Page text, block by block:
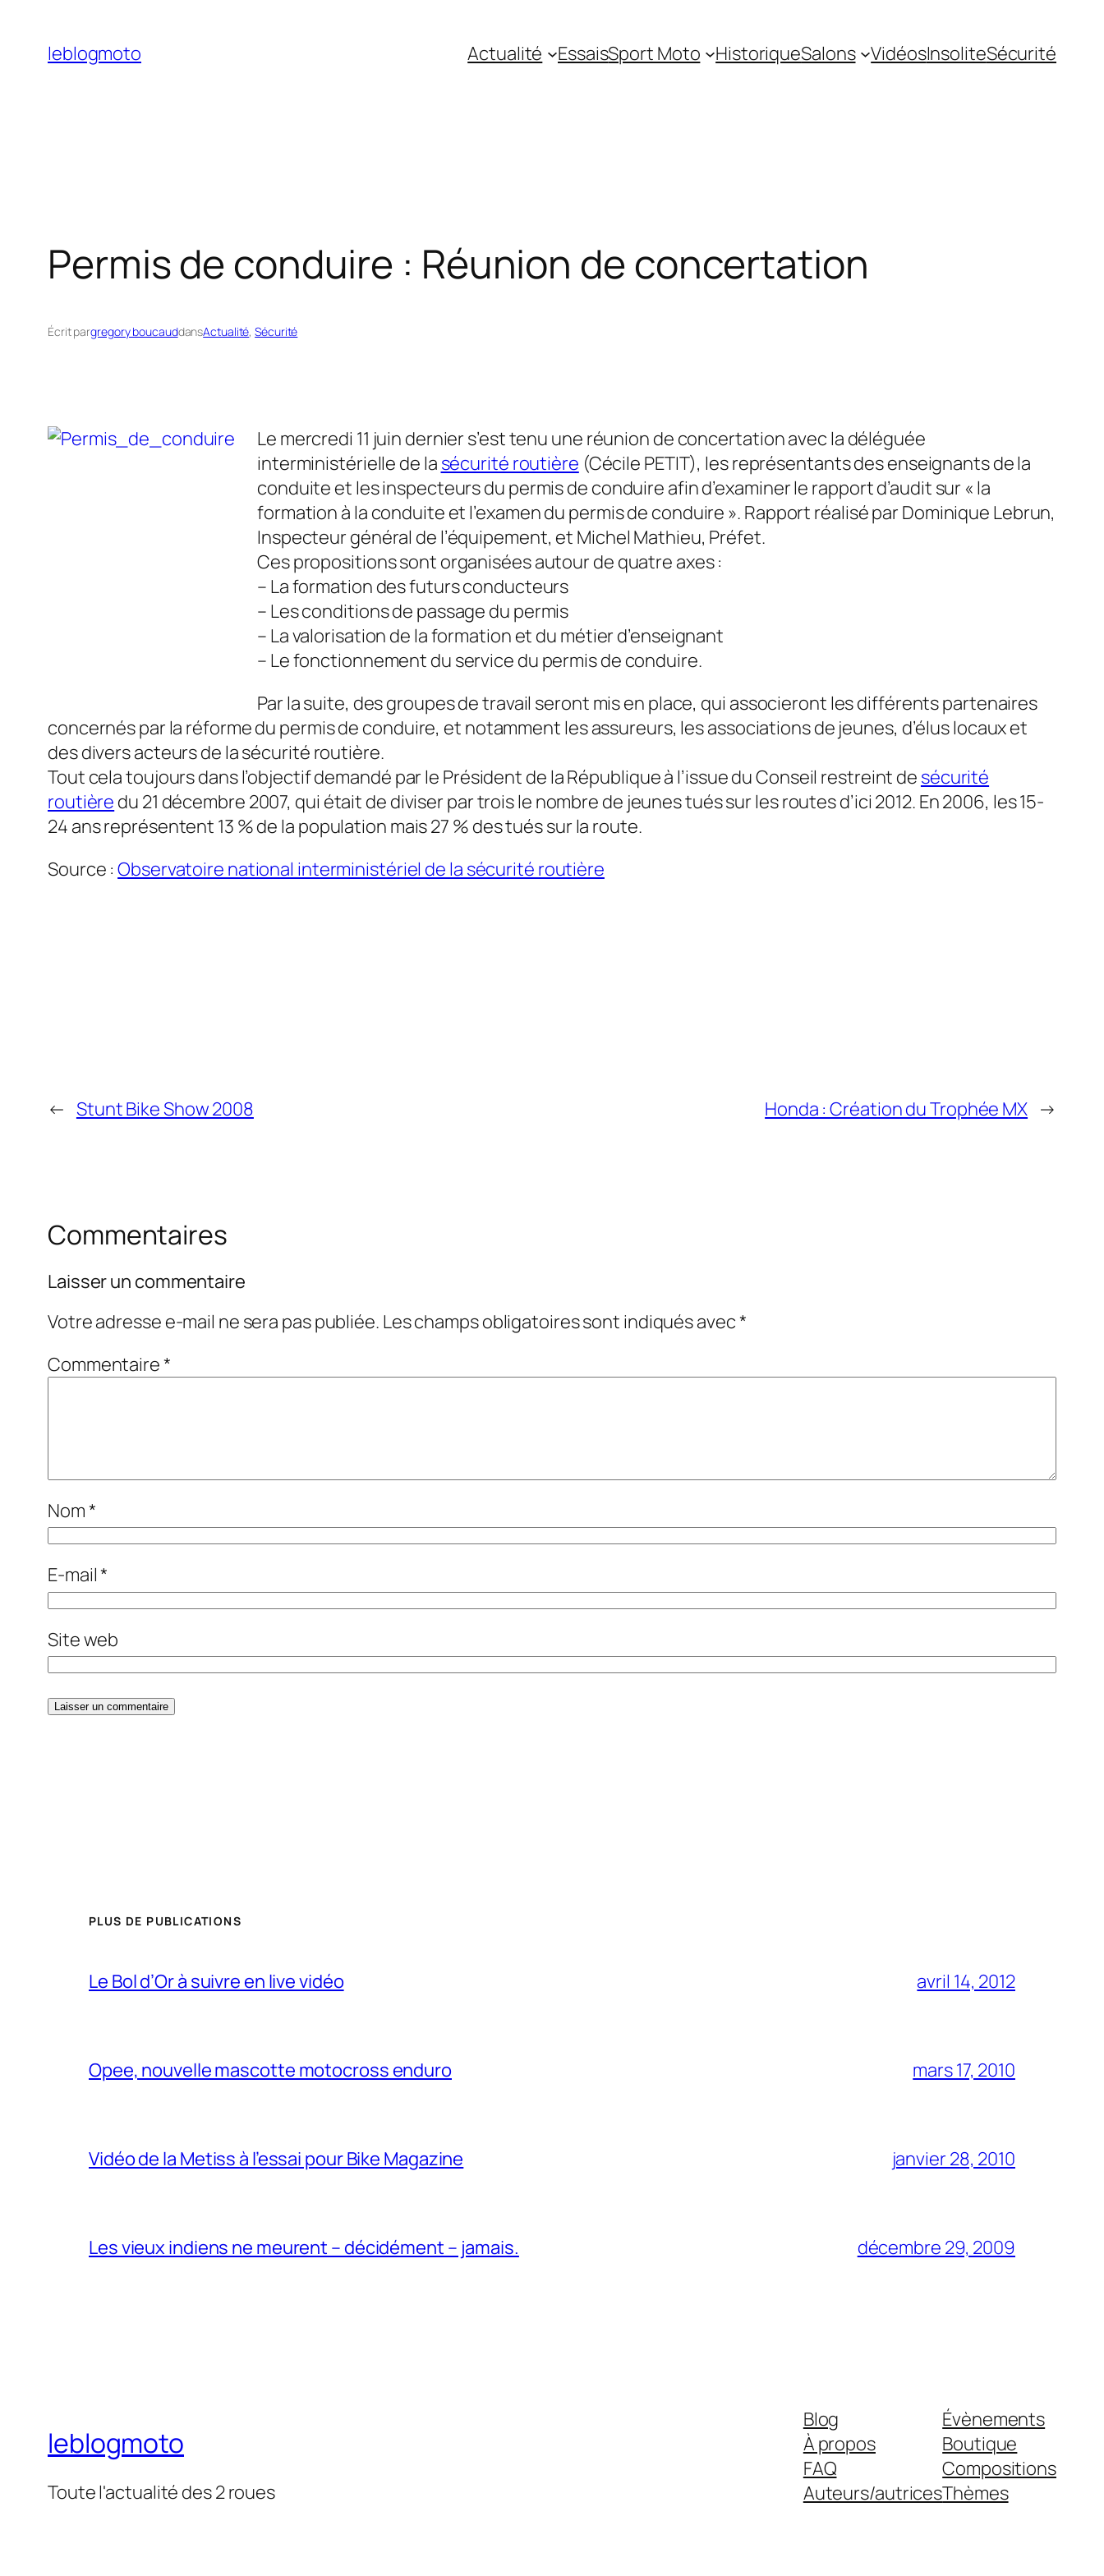
contenu
leblogmoto Actualité EssaisSport Moto HistoriqueSalons VidéosInsoliteSécurité
Permis de conduire : Réunion de concertation
Écrit pargregory boucauddansActualité, Sécurité
Le mercredi 11 juin dernier s’est tenu une réunion de concertation avec la déléguée
interministérielle de la sécurité routière (Cécile PETIT), les représentants des enseignants de la
conduite et les inspecteurs du permis de conduire afin d’examiner le rapport d’audit sur « la
formation à la conduite et l’examen du permis de conduire ». Rapport réalisé par Dominique Lebrun,
Inspecteur général de l’équipement, et Michel Mathieu, Préfet.
Ces propositions sont organisées autour de quatre axes :
– La formation des futurs conducteurs
– Les conditions de passage du permis
– La valorisation de la formation et du métier d’enseignant
– Le fonctionnement du service du permis de conduire.
Par la suite, des groupes de travail seront mis en place, qui associeront les différents partenaires
concernés par la réforme du permis de conduire, et notamment les assureurs, les associations de jeunes, d’élus locaux et
des divers acteurs de la sécurité routière.
Tout cela toujours dans l’objectif demandé par le Président de la République à l’issue du Conseil restreint de sécurité
routière du 21 décembre 2007, qui était de diviser par trois le nombre de jeunes tués sur les routes d’ici 2012. En 2006, les 15-
24 ans représentent 13 % de la population mais 27 % des tués sur la route.
Source :Observatoire national interministériel de la sécurité routière
← Stunt Bike Show 2008 Honda : Création du Trophée MX →
Commentaires
Laisser un commentaire
Votre adresse e-mail ne sera pas publiée. Les champs obligatoires sont indiqués avec*
Commentaire*
Nom*
E-mail*
Site web
PLUS DE PUBLICATIONS
Le Bol d’Or à suivre en live vidéo avril 14, 2012
Opee, nouvelle mascotte motocross enduro mars 17, 2010
Vidéo de la Metiss à l’essai pour Bike Magazine janvier 28, 2010
Les vieux indiens ne meurent – décidément – jamais. décembre 29, 2009
leblogmoto
Toute l'actualité des 2 roues
Blog
À propos
FAQ
Auteurs/autrices
Évènements
Boutique
Compositions
Thèmes